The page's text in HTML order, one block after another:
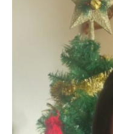
Sou mulher, mãe,
colega, uma humana.
Corria o ano de
de uma alfacinha
Moçambique. Com
iniciou-se uma nova
semelhança de
ensino primário em